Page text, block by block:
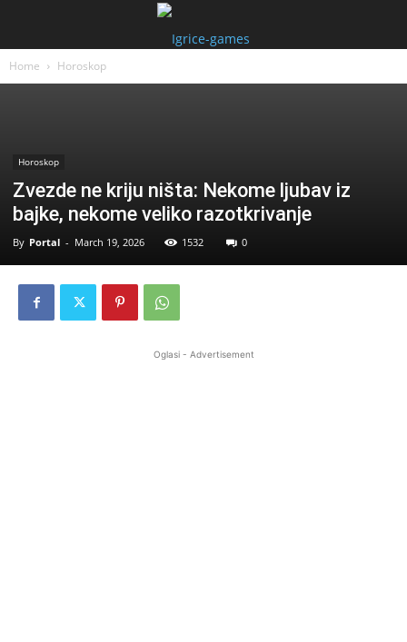
Home Horoskop
Horoskop
Zvezde ne kriju ništa: Nekome ljubav iz
bajke, nekome veliko razotkrivanje
By Portal - March 19, 2026 1532 0
Oglasi - Advertisement